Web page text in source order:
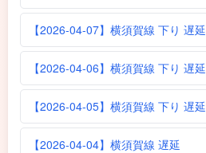
【2026-04-07】横須賀線 下り 遅延
【2026-04-06】横須賀線 下り 遅延
【2026-04-05】横須賀線 下り 遅延
【2026-04-04】横須賀線 遅延